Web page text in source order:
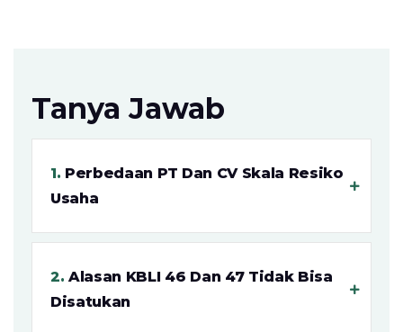
Tanya Jawab
. Perbedaan PT Dan CV Skala Resiko
Usaha
. Alasan KBLI 46 Dan 47 Tidak Bisa
Disatukan